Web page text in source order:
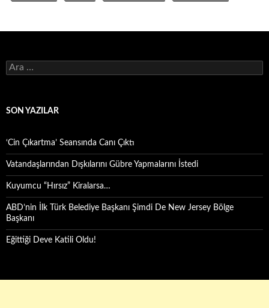
Arama:
SON YAZILAR
‘Cin Çıkartma’ Seansında Canı Çıktı
Vatandaşlarından Dışkılarını Gübre Yapmalarını İstedi
Kuyumcu “Hırsız” Kiralarsa…
ABD’nin İlk Türk Belediye Başkanı Şimdi De New Jersey Bölge
Başkanı
Eğittiği Deve Katili Oldu!